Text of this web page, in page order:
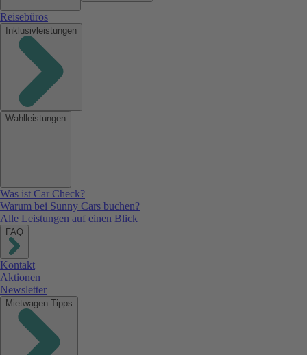
Reisebüros
Inklusivleistungen
Wahlleistungen
Was ist Car Check?
Warum bei Sunny Cars buchen?
Alle Leistungen auf einen Blick
FAQ
Kontakt
Aktionen
Newsletter
Mietwagen-Tipps